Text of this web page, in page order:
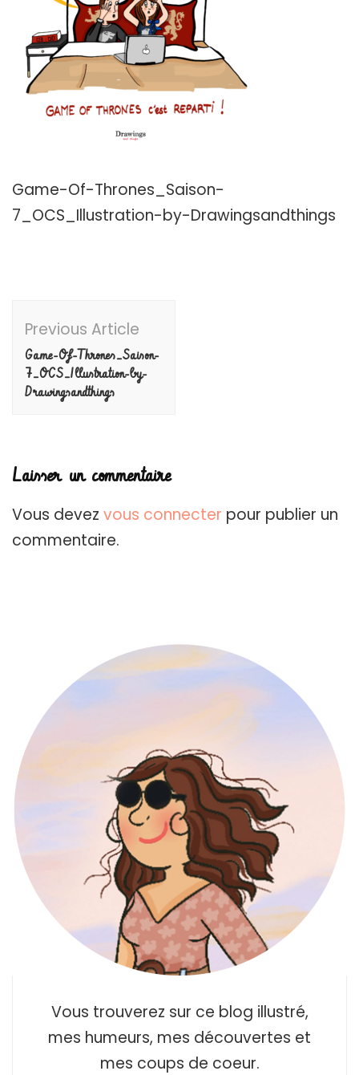
Game-Of-Thrones_Saison-
7_OCS_Illustration-by-Drawingsandthings
Navigation
Previous Article
Game-Of-Thrones_Saison-
7_OCS_Illustration-by-
Drawingsandthings
Laisser un commentaire
Vous devez vous connecter pour publier un
commentaire.
Vous trouverez sur ce blog illustré,
mes humeurs, mes découvertes et
mes coups de coeur.